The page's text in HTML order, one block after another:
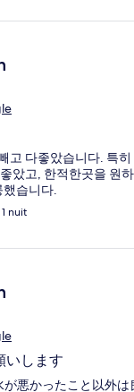
고 다좋았습니다. 특
았고, 한적한곳을 원
했습니다.
nuit
いします
悪かったこと以外は